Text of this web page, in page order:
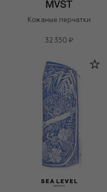
Кожаные перчатки
32 350 ₽